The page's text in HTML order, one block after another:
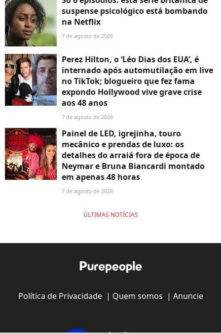
suspense psicológico está bombando
na Netflix
7 de agosto de 2026
Perez Hilton, o ‘Léo Dias dos EUA’, é
internado após automutilação em live
no TikTok; blogueiro que fez fama
expondo Hollywood vive grave crise
aos 48 anos
7 de agosto de 2026
Painel de LED, igrejinha, touro
mecânico e prendas de luxo: os
detalhes do arraiá fora de época de
Neymar e Bruna Biancardi montado
em apenas 48 horas
7 de agosto de 2026
ÚLTIMAS NOTÍCIAS
Política de Privacidade| Quem somos | Anuncie